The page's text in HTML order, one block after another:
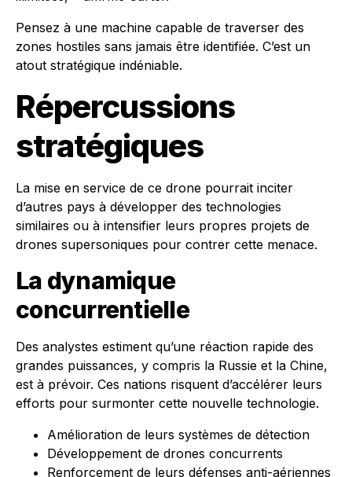
Pensez à une machine capable de traverser des
zones hostiles sans jamais être identifiée. C’est un
atout stratégique indéniable.
Répercussions
stratégiques
La mise en service de ce drone pourrait inciter
d’autres pays à développer des technologies
similaires ou à intensifier leurs propres projets de
drones supersoniques pour contrer cette menace.
La dynamique
concurrentielle
Des analystes estiment qu’une réaction rapide des
grandes puissances, y compris la Russie et la Chine,
est à prévoir. Ces nations risquent d’accélérer leurs
efforts pour surmonter cette nouvelle technologie.
Amélioration de leurs systèmes de détection
Développement de drones concurrents
Renforcement de leurs défenses anti-aériennes